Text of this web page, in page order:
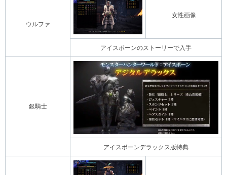
ウルファ
女性画像
アイスボーンのストーリーで入手
銀騎士
アイスボーンデラックス版特典